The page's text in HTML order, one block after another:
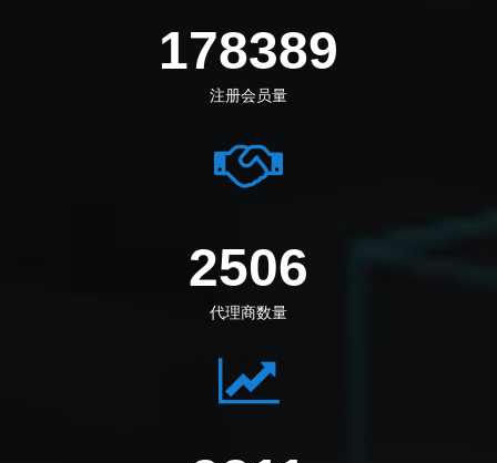
198972
注册会员量
2795
代理商数量